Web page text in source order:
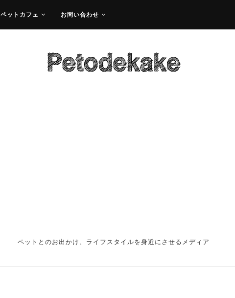
ペットカフェ お問い合わせ
ペットとのお出かけ、ライフスタイルを身近にさせるメディア